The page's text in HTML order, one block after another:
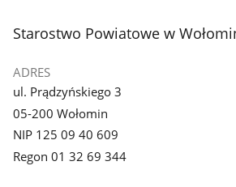
stopka
Starostwo Powiatowe w
ADRES
ul. Prądzyńskiego 3
05-200 Wołomin
NIP 125 09 40 609
Regon 01 32 69 344